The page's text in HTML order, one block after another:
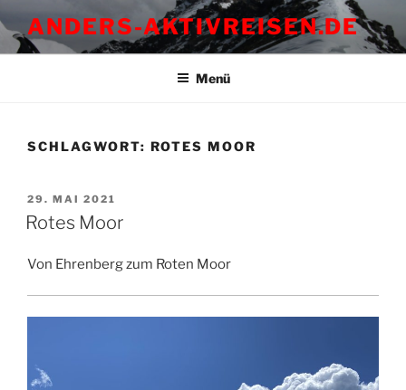
Inhalt
springen
ANDERS-AKTIVREISEN.DE
Menü
SCHLAGWORT: ROTES MOOR
VERÖFFENTLICHT
AM
29. MAI 2021
Rotes Moor
Von Ehrenberg zum Roten Moor